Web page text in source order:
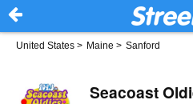
United States > Maine > Sanford
Seacoast